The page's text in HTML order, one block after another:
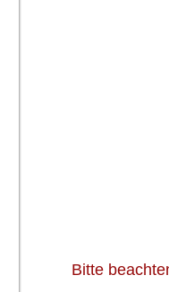
Bitte